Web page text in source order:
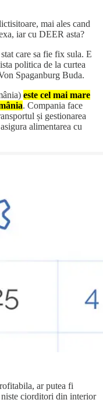
mai ales cand
iar cu DEER asta?
care sa fie fix sula. E
politica de la curtea
Spaganburg Buda.
este cel mai mare
. Compania face
și gestionarea
alimentarea cu
ar putea fi
ciorditori din interior